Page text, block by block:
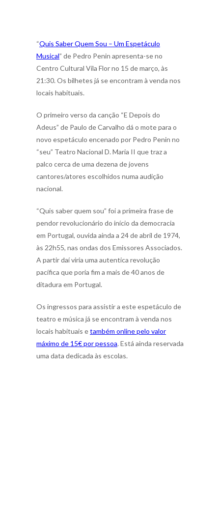
“Quis Saber Quem Sou – Um Espetáculo
Musical” de Pedro Penin apresenta-se no
Centro Cultural Vila Flor no 15 de março, às
21:30. Os bilhetes já se encontram à venda nos
locais habituais.
O primeiro verso da canção “E Depois do
Adeus” de Paulo de Carvalho dá o mote para o
novo espetáculo encenado por Pedro Penin no
“seu” Teatro Nacional D. Maria II que traz a
palco cerca de uma dezena de jovens
cantores/atores escolhidos numa audição
nacional.
“Quis saber quem sou” foi a primeira frase de
pendor revolucionário do início da democracia
em Portugal, ouvida ainda a 24 de abril de 1974,
às 22h55, nas ondas dos Emissores Associados.
A partir daí viria uma autentica revolução
pacífica que poria fim a mais de 40 anos de
ditadura em Portugal.
Os ingressos para assistir a este espetáculo de
teatro e música já se encontram à venda nos
locais habituais etambém online pelo valor
máximo de 15€ por pessoa. Está ainda reservada
uma data dedicada às escolas.